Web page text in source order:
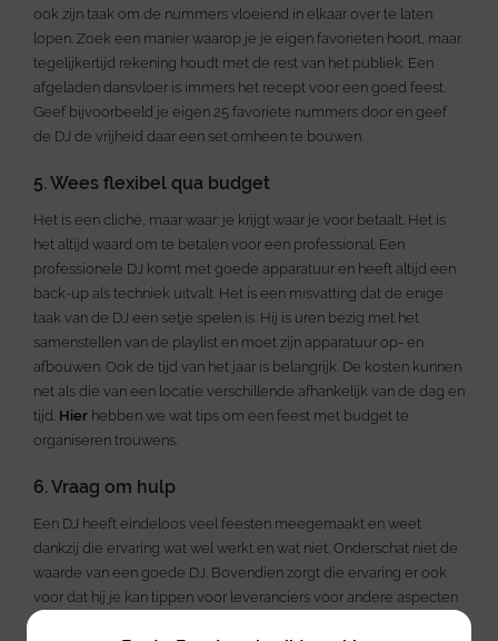
ook zijn taak om de nummers vloeiend in elkaar over te laten
lopen. Zoek een manier waarop je je eigen favorieten hoort, maar
tegelijkertijd rekening houdt met de rest van het publiek. Een
afgeladen dansvloer is immers het recept voor een goed feest.
Geef bijvoorbeeld je eigen 25 favoriete nummers door en geef
de DJ de vrijheid daar een set omheen te bouwen.
5. Wees flexibel qua budget
Het is een cliché, maar waar: je krijgt waar je voor betaalt. Het is
het altijd waard om te betalen voor een professional. Een
professionele DJ komt met goede apparatuur en heeft altijd een
back-up als techniek uitvalt. Het is een misvatting dat de enige
taak van de DJ een setje spelen is. Hij is uren bezig met het
samenstellen van de playlist en moet zijn apparatuur op- en
afbouwen. Ook de tijd van het jaar is belangrijk. De kosten kunnen
net als die van een locatie verschillende afhankelijk van de dag en
tijd. Hier hebben we wat tips om een feest met budget te
organiseren trouwens.
6. Vraag om hulp
Een DJ heeft eindeloos veel feesten meegemaakt en weet
dankzij die ervaring wat wel werkt en wat niet. Onderschat niet de
waarde van een goede DJ. Bovendien zorgt die ervaring er ook
voor dat hij je kan tippen voor leveranciers voor andere aspecten